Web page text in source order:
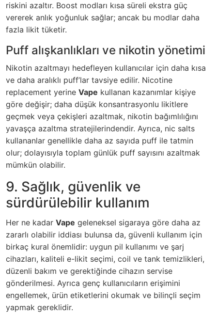
riskini azaltır. Boost modları kısa süreli ekstra güç
vererek anlık yoğunluk sağlar; ancak bu modlar daha
fazla likit tüketir.
Puff alışkanlıkları ve nikotin yönetimi
Nikotin azaltmayı hedefleyen kullanıcılar için daha kısa
ve daha aralıklı puff’lar tavsiye edilir. Nicotine
replacement yerine Vape kullanan kazanımlar kişiye
göre değişir; daha düşük konsantrasyonlu likitlere
geçmek veya çekişleri azaltmak, nikotin bağımlılığını
yavaşça azaltma stratejilerindendir. Ayrıca, nic salts
kullananlar genellikle daha az sayıda puff ile tatmin
olur; dolayısıyla toplam günlük puff sayısını azaltmak
mümkün olabilir.
9. Sağlık, güvenlik ve
sürdürülebilir kullanım
Her ne kadar Vape geleneksel sigaraya göre daha az
zararlı olabilir iddiası bulunsa da, güvenli kullanım için
birkaç kural önemlidir: uygun pil kullanımı ve şarj
cihazları, kaliteli e-likit seçimi, coil ve tank temizlikleri,
düzenli bakım ve gerektiğinde cihazın servise
gönderilmesi. Ayrıca genç kullanıcıların erişimini
engellemek, ürün etiketlerini okumak ve bilinçli seçim
yapmak gereklidir.